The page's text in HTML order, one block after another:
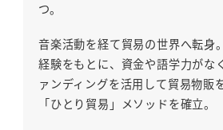
つ。
音楽活動を経て貿易の世界へ転身
経験をもとに、資金や語学力がな
ァンディングを活用して貿易物販
「ひとり貿易」メソッドを確立。